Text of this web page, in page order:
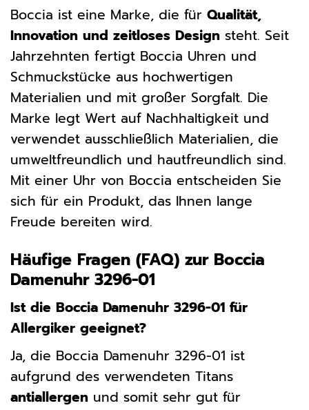
Boccia ist eine Marke, die für Qualität,
Innovation und zeitloses Design steht. Seit
Jahrzehnten fertigt Boccia Uhren und
Schmuckstücke aus hochwertigen
Materialien und mit großer Sorgfalt. Die
Marke legt Wert auf Nachhaltigkeit und
verwendet ausschließlich Materialien, die
umweltfreundlich und hautfreundlich sind.
Mit einer Uhr von Boccia entscheiden Sie
sich für ein Produkt, das Ihnen lange
Freude bereiten wird.
Häufige Fragen (FAQ) zur Boccia
Damenuhr 3296-01
Ist die Boccia Damenuhr 3296-01 für
Allergiker geeignet?
Ja, die Boccia Damenuhr 3296-01 ist
aufgrund des verwendeten Titans
antiallergen und somit sehr gut für